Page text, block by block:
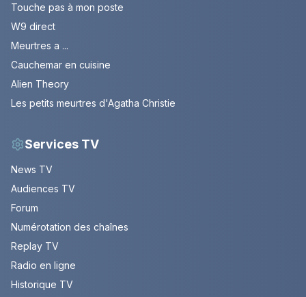
Touche pas à mon poste
W9 direct
Meurtres a ...
Cauchemar en cuisine
Alien Theory
Les petits meurtres d'Agatha Christie
Services TV
News TV
Audiences TV
Forum
Numérotation des chaînes
Replay TV
Radio en ligne
Historique TV